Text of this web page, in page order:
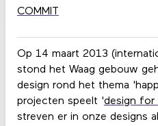
Op 14 maart 2013
stond het Waag gebouw
design rond het thema
projecten speelt 'design for
streven er in onze designs
COMMIT